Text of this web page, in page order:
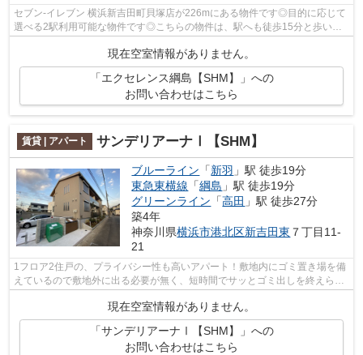
セブン‐イレブン 横浜新吉田町貝塚店が226mにある物件です◎目的に応じて
選べる2駅利用可能な物件です◎こちらの物件は、駅へも徒歩15分と歩いて
現在空室情報がありません。
「エクセレンス綱島【SHM】」への
お問い合わせはこちら
賃貸 | アパート サンデリアーナⅠ【SHM】
ブルーライン 「新羽 」駅 徒歩19分
東急東横線 「綱島 」駅 徒歩19分
グリーンライン 「高田 」駅 徒歩27分
築4年
神奈川県横浜市港北区新吉田東 ７丁目11-
21
1フロア2住戸の、プライバシー性も高いアパート！敷地内にゴミ置き場を備
えているので敷地外に出る必要が無く、短時間でサッとゴミ出しを終えられ
ます！ウォーキングやランニングが趣...
現在空室情報がありません。
「サンデリアーナⅠ【SHM】」への
お問い合わせはこちら